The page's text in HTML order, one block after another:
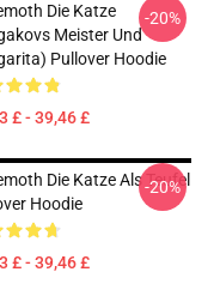
Die Katze
Meister Und
Pullover Hoodie
£ - 39,46 £
-20%
Die Katze Als Teufel
Hoodie
£ - 39,46 £
-20%